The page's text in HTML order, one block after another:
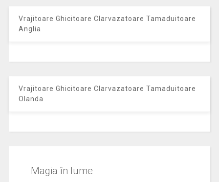
Vrajitoare Ghicitoare Clarvazatoare Tamaduitoare
Anglia
Vrajitoare Ghicitoare Clarvazatoare Tamaduitoare
Olanda
Magia în lume